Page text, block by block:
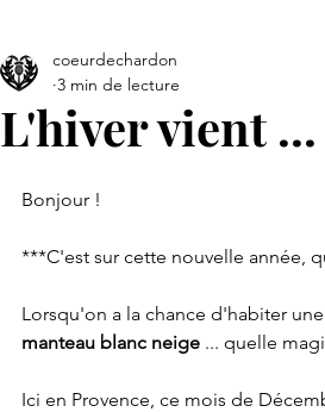
On Jardine ... On Popotte ...
L'hiver vient ...
coeurdechardon
3 min de lecture
Bonjour !
***C'est sur cette nouvelle année,
Lorsqu'on a la chance d'habiter
manteau blanc neige ... quelle
Ici en Provence, ce mois de